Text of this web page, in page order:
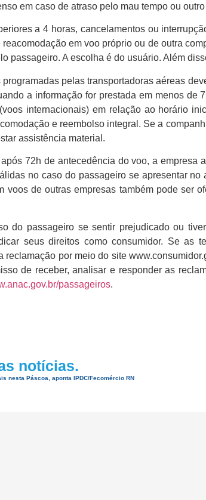
em caso de atraso pelo mau tempo ou
a 4 horas, cancelamentos ou
em voo próprio ou de outra
passageiro. A escolha é do usuário. Além
programadas pelas transportadoras aéreas
a informação for prestada em menos
internacionais) em relação ao horário
e reembolso integral. Se a
assistência material.
72h de antecedência do voo, a
no caso do passageiro se apresentar
voos de outras empresas também pode ser
do passageiro se sentir prejudicado ou
seus direitos como consumidor. Se as
reclamação por meio do site
de receber, analisar e responder as
passageiros.
notícias.
nesta Páscoa, aponta IPDC/Fecomércio RN